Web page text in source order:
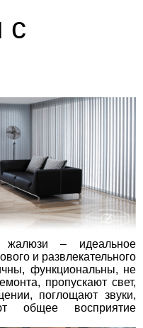
с
жалюзи – идеальное
и развлекательного
функциональны, не
пропускают свет,
поглощают звуки,
общее восприятие